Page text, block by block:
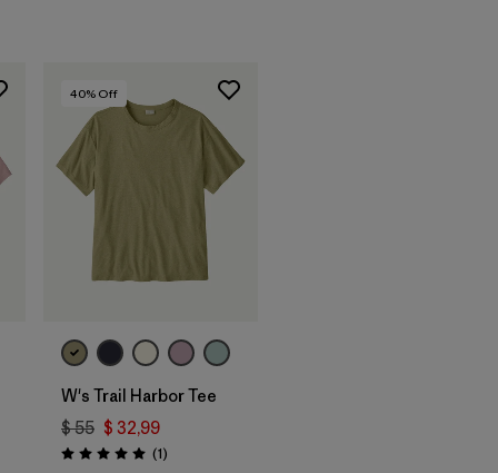
40% Off
W's Trail Harbor Tee
$ 55 $ 32,99
Valoración: 5.0 / 5
(1Comentarios
)